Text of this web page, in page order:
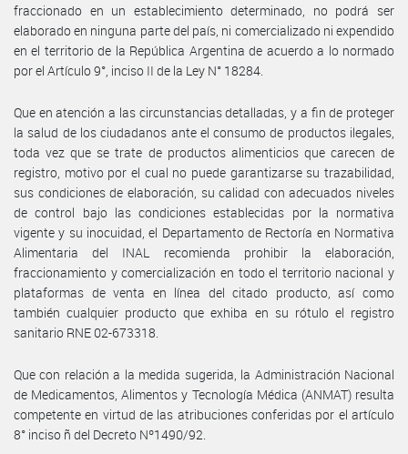
fraccionado en un establecimiento determinado, no podrá ser
elaborado en ninguna parte del país, ni comercializado ni expendido
en el territorio de la República Argentina de acuerdo a lo normado
por el Artículo 9°, inciso II de la Ley N° 18284.
Que en atención a las circunstancias detalladas, y a fin de proteger
la salud de los ciudadanos ante el consumo de productos ilegales,
toda vez que se trate de productos alimenticios que carecen de
registro, motivo por el cual no puede garantizarse su trazabilidad,
sus condiciones de elaboración, su calidad con adecuados niveles
de control bajo las condiciones establecidas por la normativa
vigente y su inocuidad, el Departamento de Rectoría en Normativa
Alimentaria del INAL recomienda prohibir la elaboración,
fraccionamiento y comercialización en todo el territorio nacional y
plataformas de venta en línea del citado producto, así como
también cualquier producto que exhiba en su rótulo el registro
sanitario RNE 02-673318.
Que con relación a la medida sugerida, la Administración Nacional
de Medicamentos, Alimentos y Tecnología Médica (ANMAT) resulta
competente en virtud de las atribuciones conferidas por el artículo
8° inciso ñ del Decreto Nº1490/92.